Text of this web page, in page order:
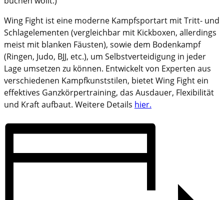
Wing Fight ist eine moderne Kampfsportart mit Tritt- und
Schlagelementen (vergleichbar mit Kickboxen, allerdings
meist mit blanken Fäusten), sowie dem Bodenkampf
(Ringen, Judo, BJJ, etc.), um Selbstverteidigung in jeder
Lage umsetzen zu können. Entwickelt von Experten aus
verschiedenen Kampfkunststilen, bietet Wing Fight ein
effektives Ganzkörpertraining, das Ausdauer, Flexibilität
und Kraft aufbaut. Weitere Details hier.